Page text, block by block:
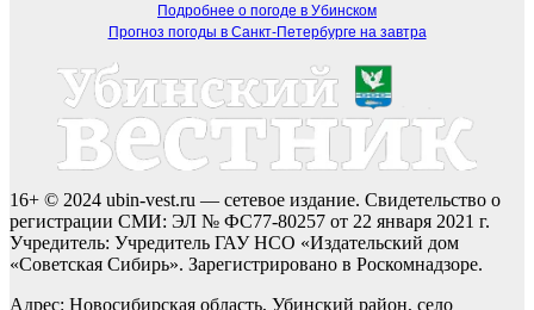
Подробнее о погоде в Убинском
Прогноз погоды в Санкт-Петербурге на завтра
16+ © 2024 ubin-vest.ru — сетевое издание. Свидетельство о
регистрации СМИ: ЭЛ № ФС77-80257 от 22 января 2021 г.
Учредитель: Учредитель ГАУ НСО «Издательский дом
«Советская Сибирь». Зарегистрировано в Роскомнадзоре.
Адрес: Новосибирская область, Убинский район, село